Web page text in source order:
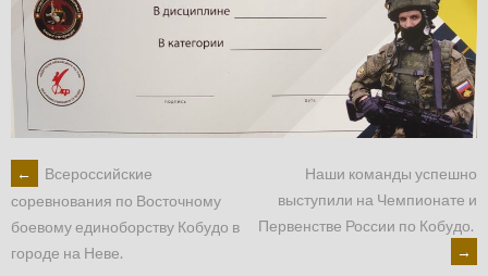
POST
NAVIGATION
←
Всероссийские
соревнования по Восточному
боевому единоборству Кобудо в
городе на Неве.
Наши команды успешно
выступили на Чемпионате и
Первенстве России по Кобудо.
→